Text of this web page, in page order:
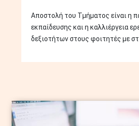
Αποστολή του Τμήματος είναι η
εκπαίδευσης και η καλλιέργεια
δεξιοτήτων στους φοιτητές με
Image